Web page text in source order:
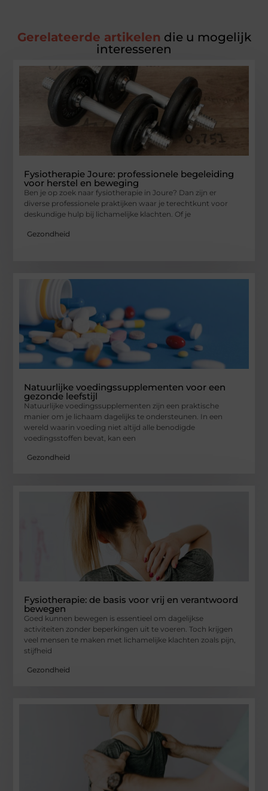
Gerelateerde artikelen die u mogelijk
interesseren
Fysiotherapie Joure: professionele begeleiding
voor herstel en beweging
Ben je op zoek naar fysiotherapie in Joure? Dan zijn er
diverse professionele praktijken waar je terechtkunt voor
deskundige hulp bij lichamelijke klachten. Of je
Gezondheid
Natuurlijke voedingssupplementen voor een
gezonde leefstijl
Natuurlijke voedingssupplementen zijn een praktische
manier om je lichaam dagelijks te ondersteunen. In een
wereld waarin voeding niet altijd alle benodigde
voedingsstoffen bevat, kan een
Gezondheid
Fysiotherapie: de basis voor vrij en verantwoord
bewegen
Goed kunnen bewegen is essentieel om dagelijkse
activiteiten zonder beperkingen uit te voeren. Toch krijgen
veel mensen te maken met lichamelijke klachten zoals pijn,
stijfheid
Gezondheid